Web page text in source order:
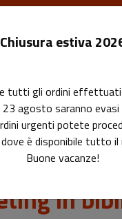
strategia di email
di
in
Chiusura estiva
tutti gli ordini
23 agosto saranno
urgenti potete
è disponibile tutto
Buone vacanze!